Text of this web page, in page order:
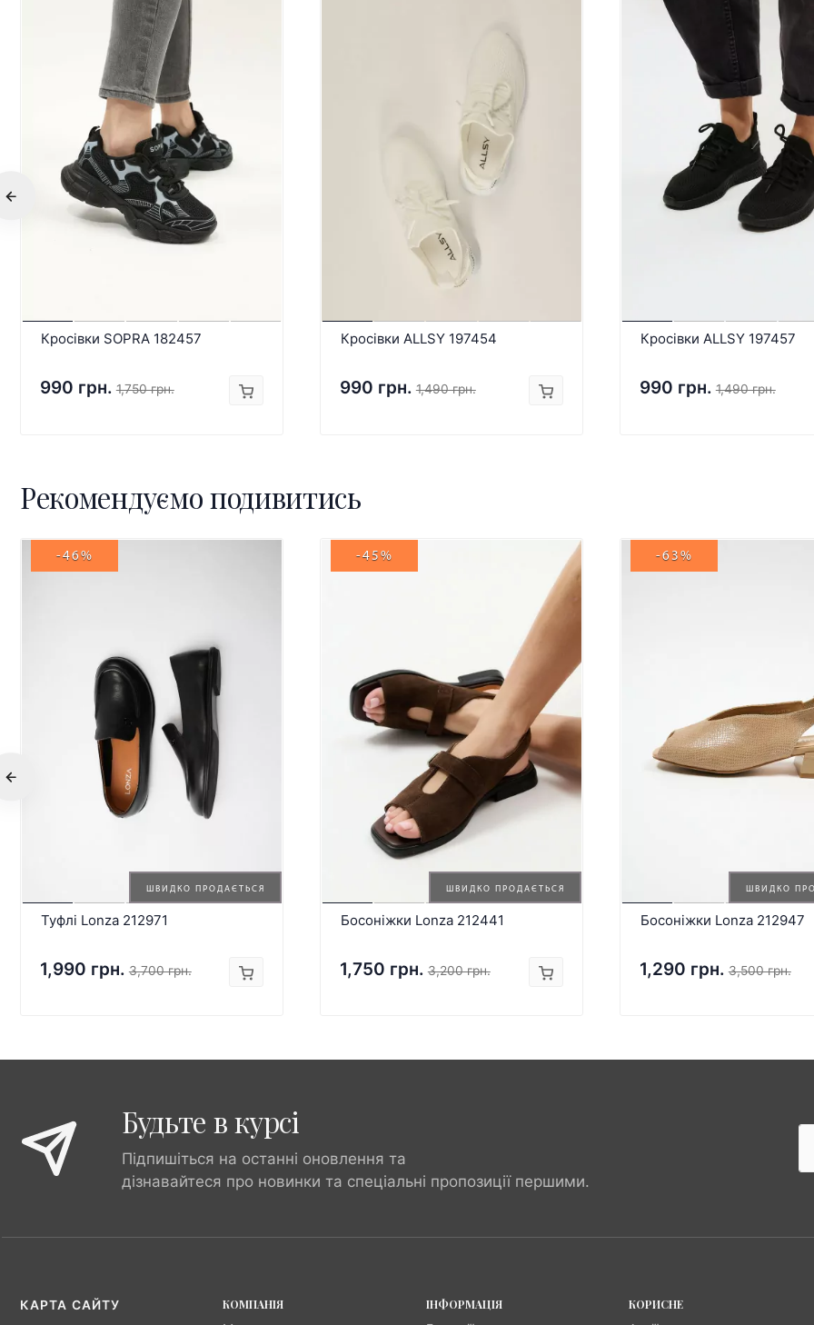
Кросівки SOPRA 182457
990 грн. 1,750 грн.
Кросівки ALLSY 197454
990 грн. 1,490 грн.
Кросівки ALLSY 197457
990 грн. 1,490 грн.
Рекомендуємо подивитись
ШВИДКО ПРОДАЄТЬСЯ
-46%
Туфлі Lonza 212971
1,990 грн. 3,700 грн.
ШВИДКО ПРОДАЄТЬСЯ
-45%
Босоніжки Lonza 212441
1,750 грн. 3,200 грн.
ШВИДКО
-63%
Босоніжки Lonza 212947
1,290 грн. 3,500 грн.
Будьте в курсі
Підпишіться на останні оновлення та
дізнавайтеся про новинки та спеціальні пропозиції першими.
КАРТА САЙТУ
КОМПАНІЯ
ІНФОРМАЦІЯ
КОРИСНЕ